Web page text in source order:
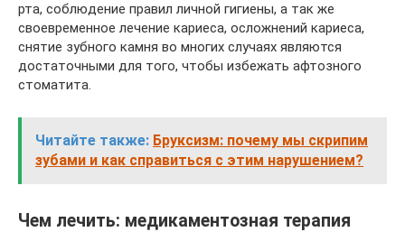
рта, соблюдение правил личной гигиены, а так же
своевременное лечение кариеса, осложнений кариеса,
снятие зубного камня во многих случаях являются
достаточными для того, чтобы избежать афтозного
стоматита.
Читайте также: Бруксизм: почему мы скрипим
зубами и как справиться с этим нарушением?
Чем лечить: медикаментозная терапия